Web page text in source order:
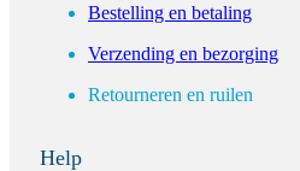
Bestelling en betaling
Verzending en bezorging
Retourneren en ruilen
Help